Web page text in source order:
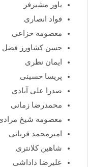
یاور مشیرفر
فواد انصاری
معصومه خزاعی
حسن کشاورز فضل
ایمان نظری
پریسا حسینی
صدرا علی آبادی
محمدرضا زمانی
معصومه شیخ
امیرمحمد قربانی
شاهین کلانتری
علیرضا داداشی